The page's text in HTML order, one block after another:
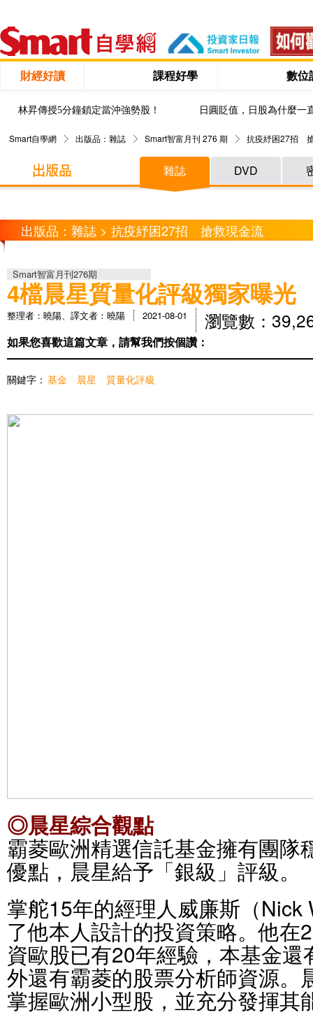
財經好讀 課程好學 數位
林昇傳授5分鐘鎖定當沖強勢股！ 日圓貶值，日股為什麼一
Smart自學網 出版品：雜誌 Smart智富月刊 276 期 抗疫紓困27招
雜誌 DVD
出版品：雜誌 > 抗疫紓困27招 搶救現金流
Smart智富月刊276期
4檔晨星質量化評級獨家曝光
整理者：曉陽、譯文者：曉陽 2021-08-01 瀏覽數：
如果您喜歡這篇文章，請幫我們按個讚：
關鍵字： 基金 晨星 質量化評級
◎晨星綜合觀點
霸菱歐洲精選信託基金擁有團隊
優點，晨星給予「銀級」評級。
掌舵15年的經理人威廉斯（Nick
了他本人設計的投資策略。他在
資歐股已有20年經驗，本基金
外還有霸菱的股票分析師資源。
掌握歐洲小型股，並充分發揮其